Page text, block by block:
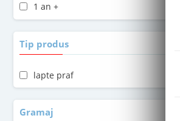
1 an +
2 ani +
Tip produs
lapte praf
Gramaj